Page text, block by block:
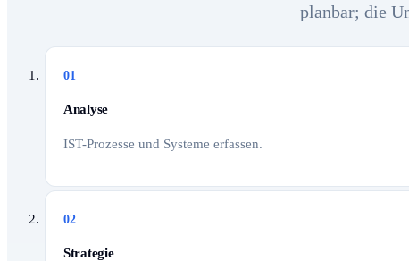
planbar; die
01
Analyse
IST-Prozesse und Systeme erfassen.
02
Strategie